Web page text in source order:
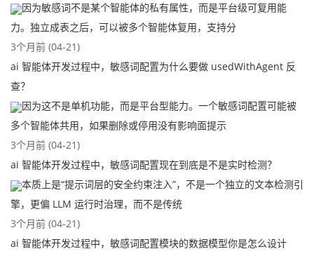
因为敏感词不是某个智能体的私有属性，而是平台级可复用能
力。独立成表之后，可以被多个智能体复用，支持分
3个月前 (04-21)
ai 智能体开发过程中，敏感词配置为什么要做 usedWithAgent 反
查？
因为这不是单机功能，而是平台型能力。一个敏感词配置可能被
多个智能体共用，如果删除或停用没有影响面提示
3个月前 (04-21)
ai 智能体开发过程中，敏感词配置现在到底是不是实时检测？
本质上是“提示词层的安全约束注入”，不是一个独立的文本检测引
擎，更偏 LLM 运行时治理，而不是传统
3个月前 (04-21)
ai 智能体开发过程中，敏感词配置模块的数据模型你是怎么设计